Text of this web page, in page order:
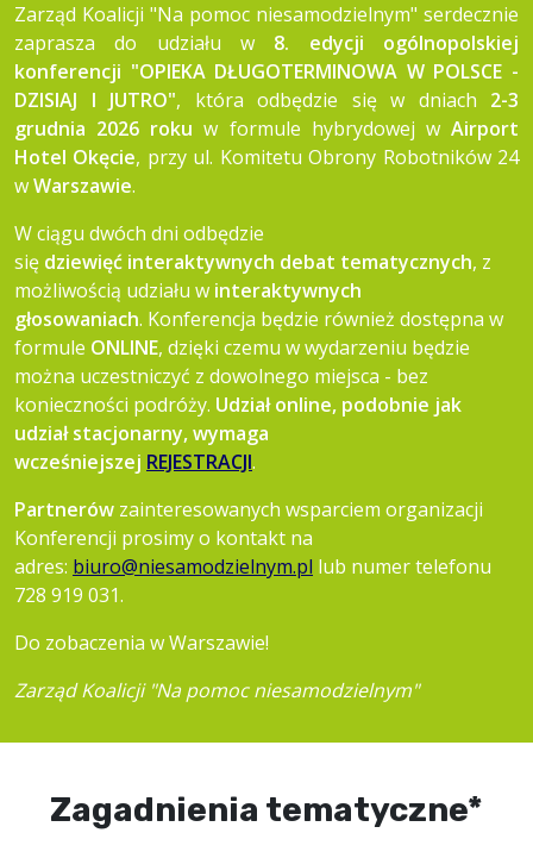
Zarząd Koalicji "Na pomoc niesamodzielnym" serdecznie
zaprasza do udziału w 8. edycji ogólnopolskiej
konferencji "OPIEKA DŁUGOTERMINOWA W POLSCE -
DZISIAJ I JUTRO", która odbędzie się w dniach 2-3
grudnia 2026 roku w formule hybrydowej wAirport
Hotel Okęcie, przy ul. Komitetu Obrony Robotników 24
wWarszawie.
W ciągu dwóch dni odbędzie
się dziewięć interaktywnych debat tematycznych, z
możliwością udziału w interaktywnych
głosowaniach. Konferencja będzie również dostępna w
formule ONLINE, dzięki czemu w wydarzeniu będzie
można uczestniczyć z dowolnego miejsca - bez
konieczności podróży. Udział online, podobnie jak
udział stacjonarny, wymaga
wcześniejszej REJESTRACJI.
Partnerów zainteresowanych wsparciem organizacji
Konferencji prosimy o kontakt na
adres: biuro@niesamodzielnym.pl lub numer telefonu
728 919 031.
Do zobaczenia w Warszawie!
Zarząd Koalicji "Na pomoc niesamodzielnym"
Zagadnienia tematyczne*